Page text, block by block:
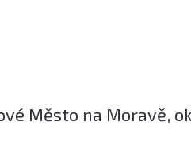
Město na Moravě,